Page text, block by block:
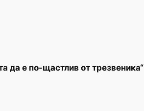
да е по-щастлив от трезвеника“